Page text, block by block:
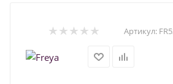
Артикул: